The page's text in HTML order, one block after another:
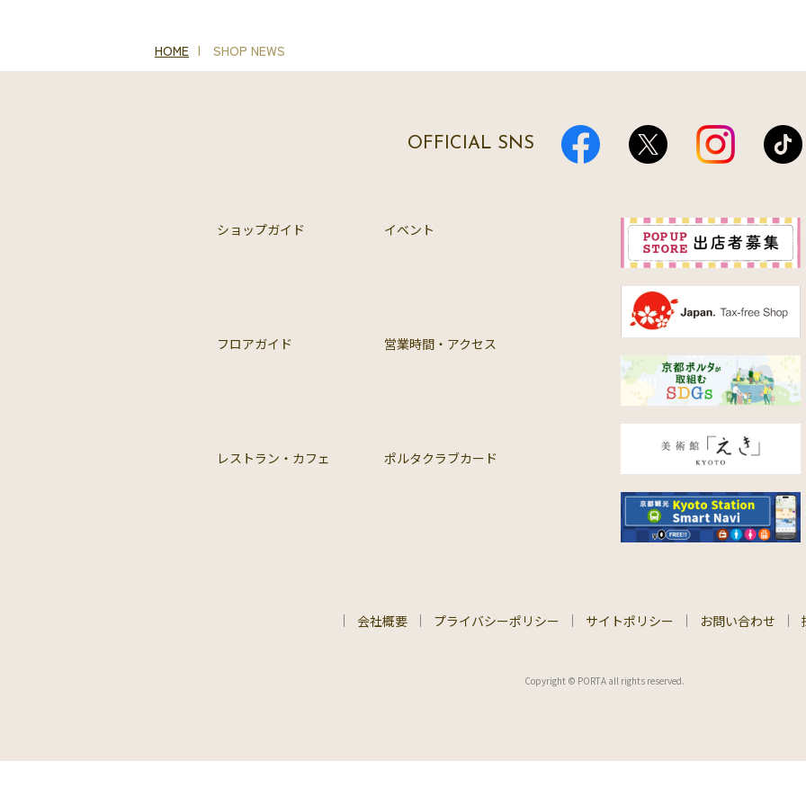
HOME SHOP NEWS
OFFICIAL SNS
ショップガイド イベント
フロアガイド 営業時間・アクセス
レストラン・カフェ ポルタクラブカード
会社概要 プライバシーポリシー サイトポリシー お問い合わせ
Copyright © PORTA all rights reserved.